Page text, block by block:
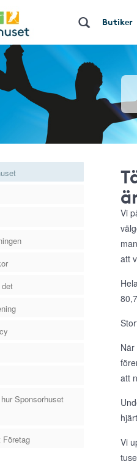
Butiker
Sponsorhuset
Företag
Vi
att
att
Vi